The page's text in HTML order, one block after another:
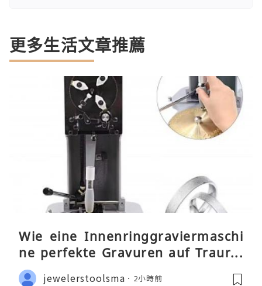
更多生活文章推薦
Wie eine Innenringgraviermaschi
ne perfekte Gravuren auf Traurin
gen ermöglicht
jewelerstoolsma 2小時前